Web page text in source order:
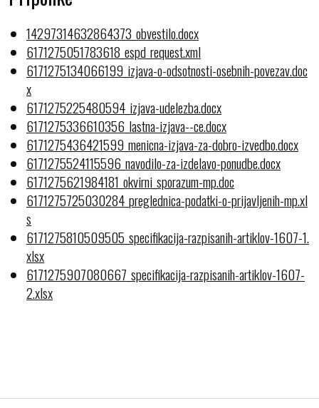
14297314632864373_obvestilo.docx
6171275051783618_espd_request.xml
6171275134066199_izjava-o-odsotnosti-osebnih-povezav.doc
x
6171275225480594_izjava-udelezba.docx
6171275336610356_lastna-izjava--ce.docx
6171275436421599_menicna-izjava-za-dobro-izvedbo.docx
6171275524115596_navodilo-za-izdelavo-ponudbe.docx
6171275621984181_okvirni_sporazum-mp.doc
6171275725030284_preglednica-podatki-o-prijavljenih-mp.xl
s
6171275810509505_specifikacija-razpisanih-artiklov-1607-1.
xlsx
6171275907080667_specifikacija-razpisanih-artiklov-1607-
2.xlsx